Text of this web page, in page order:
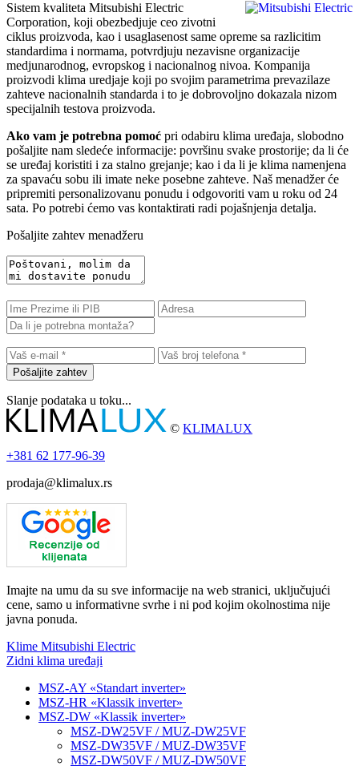
Sistem kvaliteta Mitsubishi Electric
Corporation, koji obezbedjuje ceo zivotni
ciklus proizvoda, kao i usaglasenost same opreme sa razlicitim
standardima i normama, potvrdjuju nezavisne organizacije
medjunarodnog, evropskog i nacionalnog nivoa. Kompanija
proizvodi klima uredjaje koji po svojim parametrima prevazilaze
zahteve nacionalnih standarda i to je dobrovoljno dokazala nizom
specijalnih testova proizvoda.
Ako vam je potrebna pomoć pri odabiru klima uređaja, slobodno
pošaljite nam sledeće informacije: površinu svake prostorije; da li će
se uređaj koristiti i za stalno grejanje; kao i da li je klima namenjena
za spavaću sobu ili imate neke posebne zahteve. Naš menadžer će
pripremiti personalizovanu ponudu i odgovoriti vam u roku od 24
sata. Po potrebi ćemo vas kontaktirati radi pojašnjenja detalja.
Pošaljite zahtev menadžeru
Pošaljite zahtev
Slanje podataka u toku...
© KLIMALUX
+381 62 177-96-39
prodaja@klimalux.rs
Imajte na umu da su sve informacije na web stranici, uključujući
cene, samo u informativne svrhe i ni pod kojim okolnostima nije
javna ponuda.
Klime Mitsubishi Electric
Zidni klima uređaji
MSZ-AY «Standart inverter»
MSZ-HR «Klassik inverter»
MSZ-DW «Klassik inverter»
MSZ-DW25VF / MUZ-DW25VF
MSZ-DW35VF / MUZ-DW35VF
MSZ-DW50VF / MUZ-DW50VF